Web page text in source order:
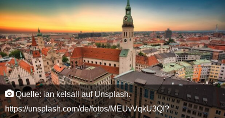
Quelle: ian kelsall auf Unsplash.
https://unsplash.com/de/fotos/MEUvVqkU3QI?